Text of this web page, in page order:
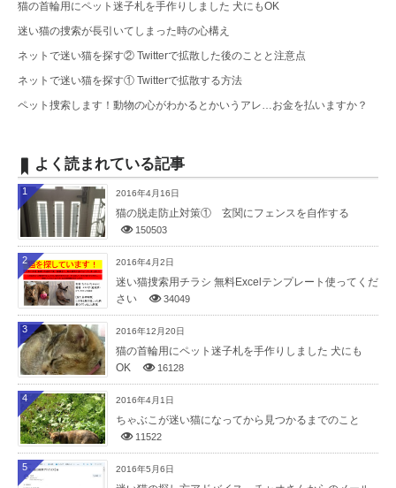
猫の首輪用にペット迷子札を手作りしました 犬にもOK
迷い猫の捜索が長引いてしまった時の心構え
ネットで迷い猫を探す② Twitterで拡散した後のことと注意点
ネットで迷い猫を探す① Twitterで拡散する方法
ペット捜索します！動物の心がわかるとかいうアレ…お金を払いますか？
よく読まれている記事
2016年4月16日
猫の脱走防止対策① 玄関にフェンスを自作する
150503
1
2016年4月2日
迷い猫捜索用チラシ 無料Excelテンプレート使ってくだ
さい
34049
2
2016年12月20日
猫の首輪用にペット迷子札を手作りしました 犬にも
OK
16128
3
2016年4月1日
ちゃぶこが迷い猫になってから見つかるまでのこと
11522
4
2016年5月6日
5